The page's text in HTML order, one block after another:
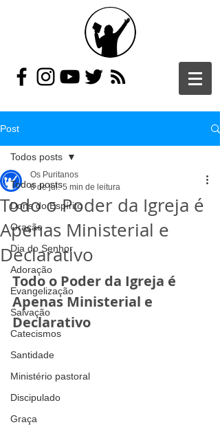
Post
Todos posts
Dons do Espírito
Oração
Dia do Senhor
Adoração
Evangelização
Salvação
Catecismos
Santidade
Ministério pastoral
Discipulado
Graça
Todos posts
Todo o Poder da Igreja é
Apenas Ministerial e
Declarativo
Os Puritanos
6 de jul. 5 min de leitura
Todo o Poder da Igreja é
Apenas Ministerial e
Declarativo